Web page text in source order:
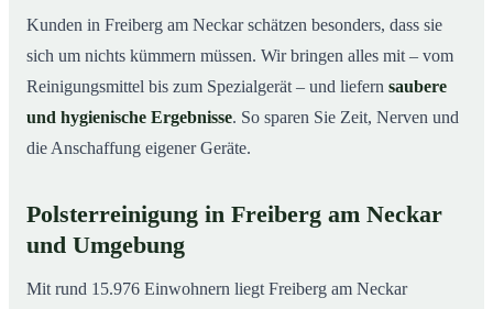
Kunden in Freiberg am Neckar schätzen besonders, dass sie
sich um nichts kümmern müssen. Wir bringen alles mit – vom
Reinigungsmittel bis zum Spezialgerät – und liefern saubere
und hygienische Ergebnisse. So sparen Sie Zeit, Nerven und
die Anschaffung eigener Geräte.
Polsterreinigung in Freiberg am Neckar
und Umgebung
Mit rund 15.976 Einwohnern liegt Freiberg am Neckar